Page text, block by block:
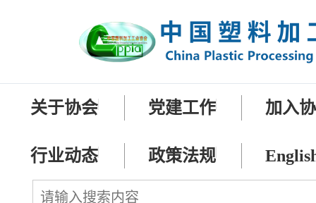
关于协会 党建工作 加入
行业动态 政策法规